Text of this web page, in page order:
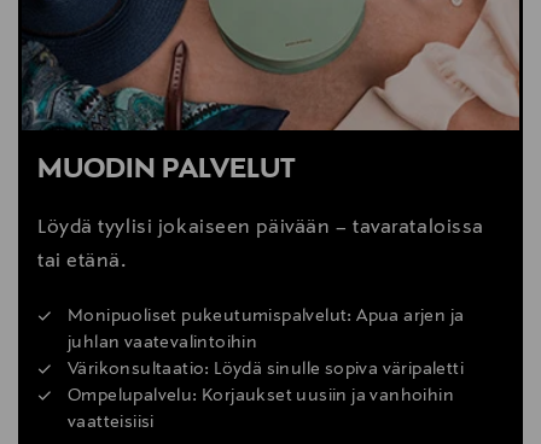
MUODIN PALVELUT
Löydä tyylisi jokaiseen päivään – tavarataloissa
tai etänä.
Monipuoliset pukeutumispalvelut: Apua arjen ja
juhlan vaatevalintoihin
Värikonsultaatio: Löydä sinulle sopiva väripaletti
Ompelupalvelu: Korjaukset uusiin ja vanhoihin
vaatteisiisi